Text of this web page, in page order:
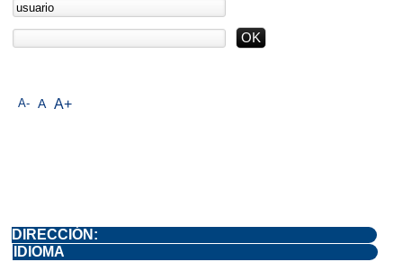
A- A A+
DIRECCIÓN:
IDIOMA